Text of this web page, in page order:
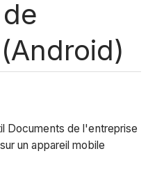
Documents de l'entreprise
un appareil mobile